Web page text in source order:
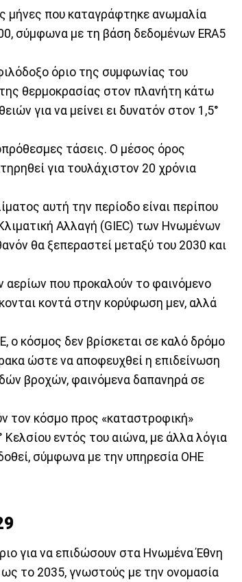
μήνες που καταγράφτηκε ανωμαλία
σύμφωνα με τη βάση δεδομένων ERA5
όριο της συμφωνίας του
θερμοκρασίας στον πλανήτη κάτω
για να μείνει ει δυνατόν στον 1,5°
τάσεις. Ο μέσος όρος
για τουλάχιστον 20 χρόνια
αυτή την περίοδο είναι περίπου
Αλλαγή (GIEC) των Ηνωμένων
θα ξεπεραστεί μεταξύ του 2030 και
που προκαλούν το φαινόμενο
κοντά στην κορύφωση μεν, αλλά
ο κόσμος δεν βρίσκεται σε καλό δρόμο
ώστε να αποφευχθεί η επιδείνωση
βροχών, φαινόμενα δαπανηρά σε
τον κόσμο προς «καταστροφική»
εντός του αιώνα, με άλλα λόγια
σύμφωνα με την υπηρεσία ΟΗΕ
για να επιδώσουν στα Ηνωμένα Έθνη
το 2035, γνωστούς με την ονομασία